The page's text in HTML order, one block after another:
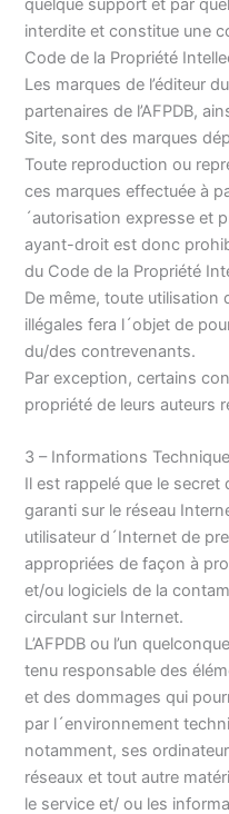
quelque support et par
interdite et constitue une
Code de la Propriété
Les marques de l’éditeur
partenaires de l’AFPDB,
Site, sont des marques
Toute reproduction ou
ces marques effectuée à
´autorisation expresse et
ayant-droit est donc
du Code de la Propriété
De même, toute utilisation
illégales fera l´objet de
du/des contrevenants.
Par exception, certains
propriété de leurs auteurs
3 – Informations
Il est rappelé que le
garanti sur le réseau
utilisateur d´Internet de
appropriées de façon à
et/ou logiciels de la
circulant sur Internet.
L’AFPDB ou l’un
tenu responsable des
et des dommages qui
par l´environnement
notamment, ses
réseaux et tout autre
le service et/ ou les